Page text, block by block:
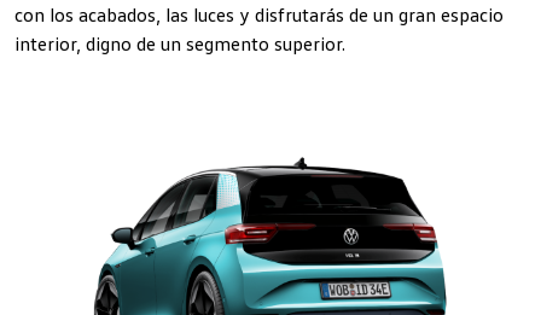
con los acabados, las luces y disfrutarás de un gran espacio
interior, digno de un segmento superior.